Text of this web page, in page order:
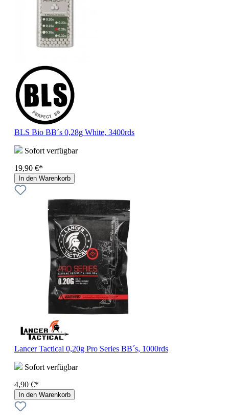
BLS Bio BB´s 0,28g White, 3400rds
Sofort verfügbar
19,90 €*
In den Warenkorb
Lancer Tactical 0,20g Pro Series BB´s, 1000rds
Sofort verfügbar
4,90 €*
In den Warenkorb